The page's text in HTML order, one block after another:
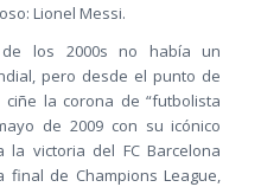
Lionel Messi.
los 2000s no había un
pero desde el punto de
la corona de “futbolista
de 2009 con su icónico
victoria del FC Barcelona
de Champions League,